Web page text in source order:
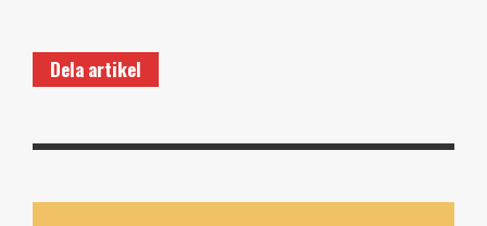
Dela artikel